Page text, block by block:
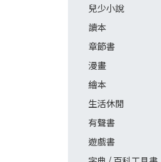
兒少小說
讀本
章節書
漫畫
繪本
生活休閒
有聲書
遊戲書